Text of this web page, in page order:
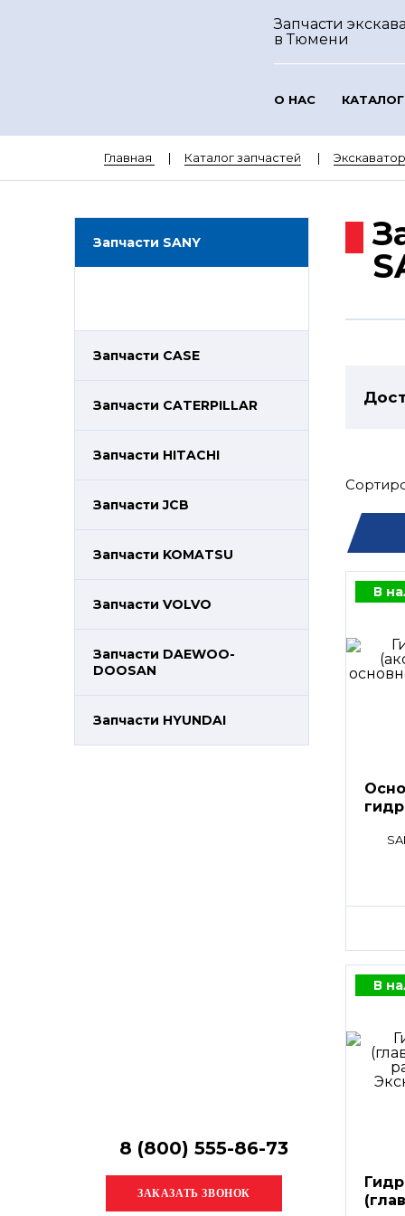
Запчасти
в Тюмени
О НАС
Главная Каталог запчастей
Запчасти SANY
Запчасти CASE
Запчасти CATERPILLAR
Запчасти HITACHI
Запчасти JCB
Запчасти KOMATSU
Запчасти VOLVO
Запчасти DAEWOO-
DOOSAN
Запчасти HYUNDAI
8 (800) 555-86-73
В
В